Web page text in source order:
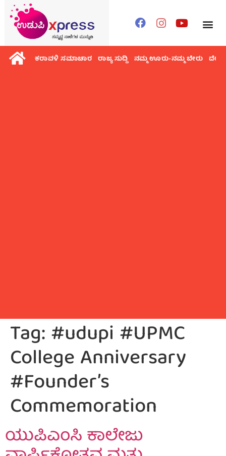
ಕರಾವಳಿ ಸಮಾಚಾರ ರಾಜ್ಯ ಸುದ್ದಿ ನಮ್ಮ ಊರು-ನಮ್ಮ ಬೇರು ದೇಶ
Tag:#udupi #UPMC
College Anniversary
#Founder’s
Commemoration
ಯುಪಿಎಂಸಿ ಕಾಲೇಜು